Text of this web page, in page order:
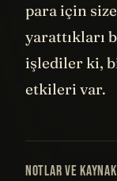
para için
yarattıkları
işlediler ki,
etkileri var.
NOTLAR VE